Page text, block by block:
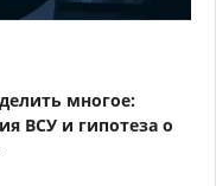
многое:
ВСУ и гипотеза о